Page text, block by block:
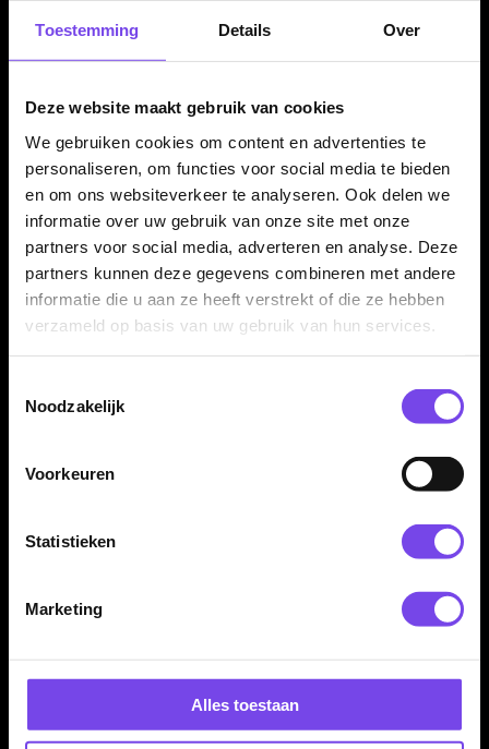
Toestemming Details Over
Deze website maakt gebruik van cookies
We gebruiken cookies om content en advertenties te
personaliseren, om functies voor social media te bieden
en om ons websiteverkeer te analyseren. Ook delen we
informatie over uw gebruik van onze site met onze
partners voor social media, adverteren en analyse. Deze
partners kunnen deze gegevens combineren met andere
informatie die u aan ze heeft verstrekt of die ze hebben
verzameld op basis van uw gebruik van hun services.
Noodzakelijk
Voorkeuren
Statistieken
Marketing
Alles toestaan
mm en een barrel width van 8.94 mm. De 26 gram variant
heeft een barrel lengte van 52.48 mm en een barrel width van
Compleet geleverd met shafts en Unicorn Noir
flights
De Unicorn Core Plus Rubberised Brass Pink dartpijlen
worden geleverd als complete set van drie dartpijlen, inclusief
Unicorn shafts en Unicorn Noir flights. Daardoor kun je direct
spelen met een complete Unicorn Core Plus Rubberised Pink
Kenmerken van de Unicorn Core Plus Rubberised Brass
✓ Steeltip darts uit de Unicorn Core Brass-serie
✓
Roze rubberised coating voor extra gripgevoel
Comfortabele grip voor beginnende en recreatieve
darters
Verkrijgbaar in 22, 24 en 26 gram
✓ Barrel lengte 22 gram: 55.00 mm